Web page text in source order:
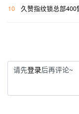
10
久赞指纹锁总部
请先登录后再评论~